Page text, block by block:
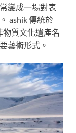
變成一場對表
ashik 傳統於
物質文化遺產名
藝術形式。